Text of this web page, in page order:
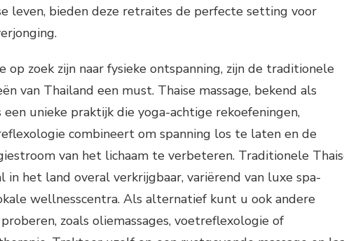
leven, bieden deze retraites de perfecte setting voor
op zoek zijn naar fysieke ontspanning, zijn de traditionele
van Thailand een must. Thaise massage, bekend als
een unieke praktijk die yoga-achtige rekoefeningen,
combineert om spanning los te laten en de
van het lichaam te verbeteren. Traditionele
in het land overal verkrijgbaar, variërend van luxe spa-
wellnesscentra. Als alternatief kunt u ook andere
zoals oliemassages, voetreflexologie of